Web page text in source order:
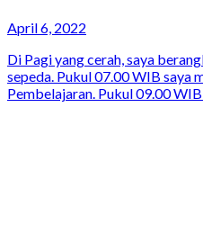
April 6, 2022
Di Pagi yang cerah, saya
sepeda. Pukul 07.00 WIB saya
Pembelajaran. Pukul 09.00 WIB